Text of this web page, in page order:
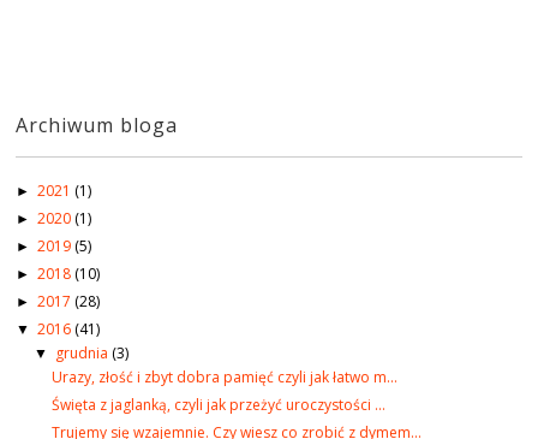
Archiwum bloga
►2021 (1)
►2020 (1)
►2019 (5)
►2018 (10)
►2017 (28)
▼2016 (41)
▼ grudnia (3)
Urazy, złość i zbyt dobra pamięć czyli jak łatwo m...
Święta z jaglanką, czyli jak przeżyć uroczystości ...
Trujemy się wzajemnie. Czy wiesz co zrobić z dymem...